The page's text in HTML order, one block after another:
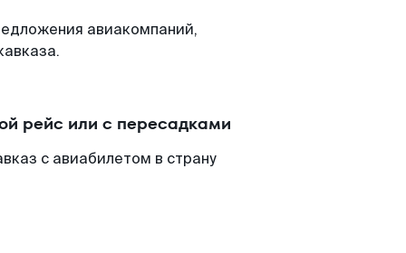
авиакомпаний,
рейс или с пересадками
с авиабилетом в страну